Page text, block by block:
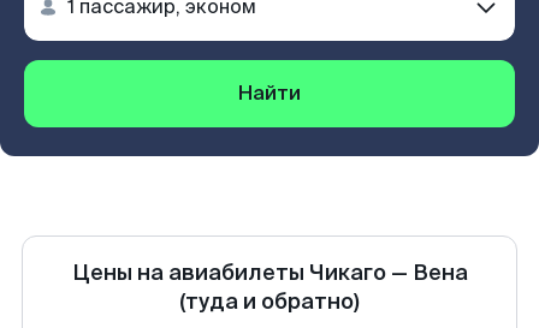
Найти
Цены на авиабилеты Чикаго— Вена
(туда и обратно)